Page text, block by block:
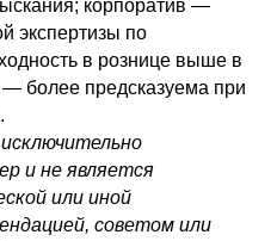
корпоратив —
экспертизы по
в рознице выше в
более предсказуема при
и не является
или иной
советом или